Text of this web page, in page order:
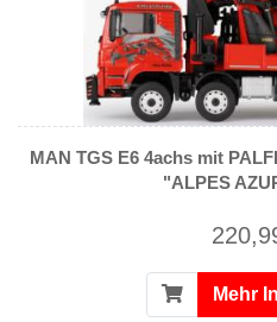
MAN TGS E6 4achs mit
"ALPES
Mehr